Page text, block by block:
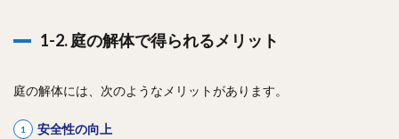
1-2. 庭の解体で得られるメリット
庭の解体には、次のようなメリットがあります。
安全性の向上